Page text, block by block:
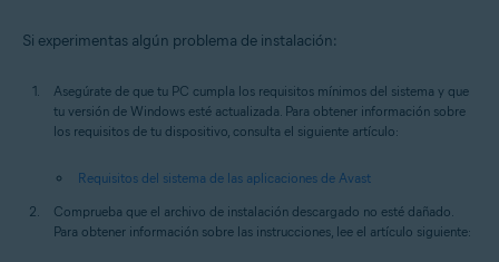
Si experimentas algún problema de instalación:
Asegúrate de que tu PC cumpla los requisitos mínimos del sistema y que
tu versión de Windows esté actualizada. Para obtener información sobre
los requisitos de tu dispositivo, consulta el siguiente artículo:
Requisitos del sistema de las aplicaciones de Avast
Comprueba que el archivo de instalación descargado no esté dañado.
Para obtener información sobre las instrucciones, lee el artículo siguiente: